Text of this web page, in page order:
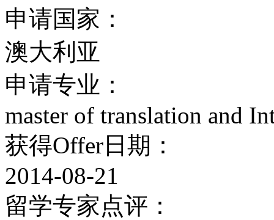
麦考瑞大学在课程设置
与发展组织认可为最佳
旅行奖学金，鼓励学生
换项目。
65%的教员拥有博士学
麦考瑞大学的生物学家
申请国家：
澳大利亚
申请专业：
master of translation and
获得Offer日期：
2014-08-21
留学专家点评：